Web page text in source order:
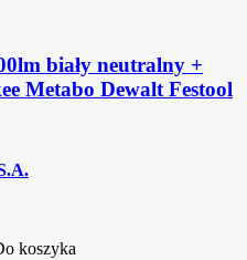
biały neutralny +
Metabo Dewalt Festool
koszyka